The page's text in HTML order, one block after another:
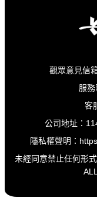
觀眾意見信
服
客
公司地址：
隱私權聲明：
未經同意禁止任何形